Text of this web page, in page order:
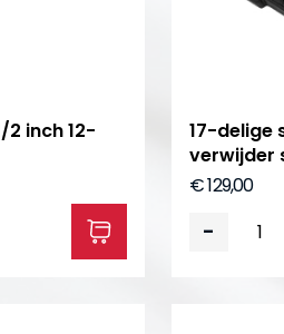
2 inch 12-
17-delige
verwijder
€ 129,00
-